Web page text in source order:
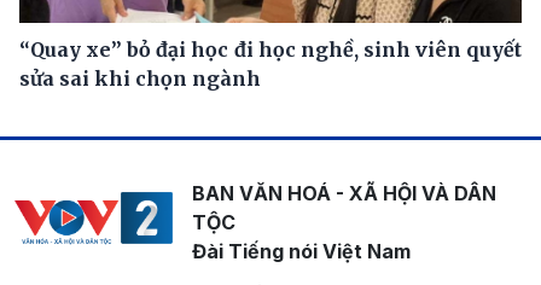
“Quay xe” bỏ đại học đi học nghề, sinh viên quyết
sửa sai khi chọn ngành
BAN VĂN HOÁ - XÃ HỘI VÀ DÂN
TỘC
Đài Tiếng nói Việt Nam